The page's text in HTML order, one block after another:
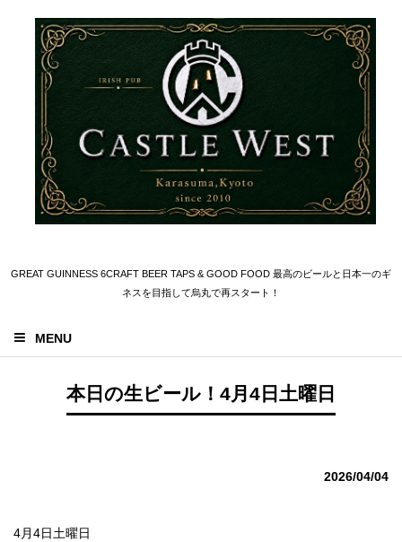
GREAT GUINNESS 6CRAFT BEER TAPS & GOOD FOOD 最高のビールと日本一のギ
ネスを目指して烏丸で再スタート！
MENU
本日の生ビール！4月4日土曜日
2026/04/04
4月4日土曜日